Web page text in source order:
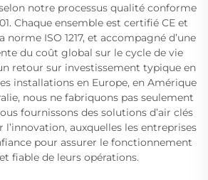
notre processus qualité conforme
Chaque ensemble est certifié CE et
norme ISO 1217, et accompagné d’une
du coût global sur le cycle de vie
retour sur investissement typique en
installations en Europe, en Amérique
nous ne fabriquons pas seulement
fournissons des solutions d’air clés
l’innovation, auxquelles les entreprises
pour assurer le fonctionnement
fiable de leurs opérations.